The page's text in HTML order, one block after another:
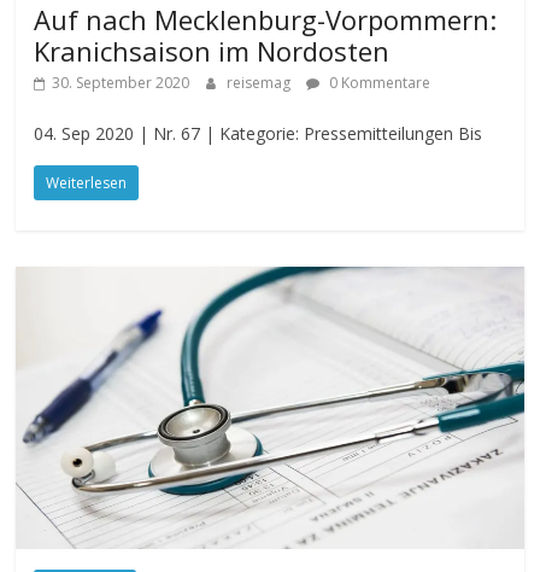
Auf nach Mecklenburg-Vorpommern:
Kranichsaison im Nordosten
30. September 2020 reisemag 0 Kommentare
04. Sep 2020 | Nr. 67 | Kategorie: Pressemitteilungen Bis
Weiterlesen